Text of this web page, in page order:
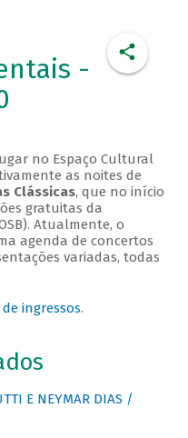
-
no Espaço Cultural
as noites de
Clássicas, que no início
gratuitas da
Atualmente, o
agenda de concertos
variadas, todas
ingressos.
E NEYMAR DIAS /